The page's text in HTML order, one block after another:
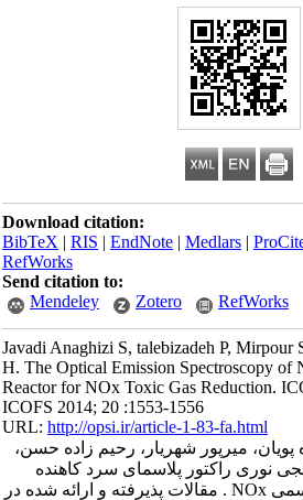
Download citation:
BibTeX|RIS|EndNote|Medlars|
RefWorks
Send citation to:
Mendeley
Zotero RefWorks
Javadi Anaghizi S, talebizadeh P,
H. The Optical Emission Spectroscopy
Reactor for NOx Toxic Gas Reduction.
ICOFS 2014; 20 :1553-1556
URL:http://opsi.ir/article-1-83-fa.html
میرپور شهریار، رحیم زاده حسن،
راکتور پلاسمای سرد کاهنده
غلظت گازهای آلاینده و سمی NOx . مقالات پذیرفته و ارائه شده در